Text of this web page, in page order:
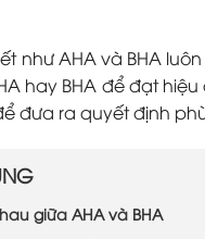
như AHA và BHA
hay BHA để đạt
đưa ra quyết định
giữa AHA và BHA